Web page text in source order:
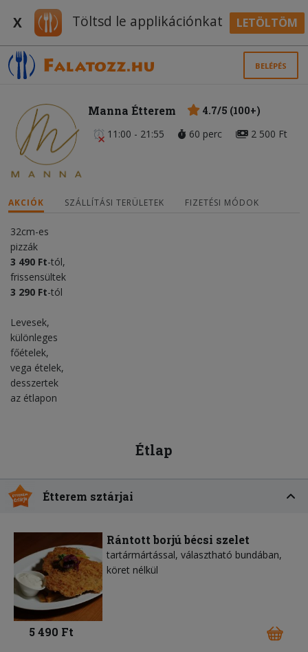
X Töltsd le applikációnkat LETÖLTÖM
BELÉPÉS
Manna Étterem
4.7/5 (100+)
11:00 - 21:55
60 perc 2 500 Ft
AKCIÓK SZÁLLÍTÁSI TERÜLETEK FIZETÉSI MÓDOK
32cm-es
pizzák
3 490 Ft-tól,
frissensültek
3 290 Ft-tól
Levesek,
különleges
főételek,
vega ételek,
desszertek
az étlapon
Étlap
Étterem sztárjai
Rántott borjú bécsi szelet
tartármártással, választható bundában,
köret nélkül
5 490 Ft